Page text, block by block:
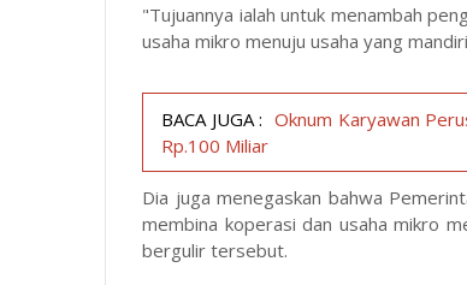
"Tujuannya ialah untuk menambah
usaha mikro menuju usaha yang
BACA JUGA : Oknum Karyawan
Rp.100 Miliar
Dia juga menegaskan bahwa
membina koperasi dan usaha mikro
bergulir tersebut.